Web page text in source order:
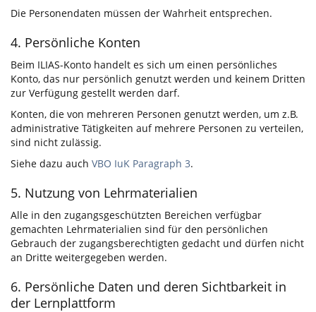
Die Personendaten müssen der Wahrheit entsprechen.
4. Persönliche Konten
Beim ILIAS-Konto handelt es sich um einen persönliches
Konto, das nur persönlich genutzt werden und keinem Dritten
zur Verfügung gestellt werden darf.
Konten, die von mehreren Personen genutzt werden, um z.B.
administrative Tätigkeiten auf mehrere Personen zu verteilen,
sind nicht zulässig.
Siehe dazu auch VBO IuK Paragraph 3.
5. Nutzung von Lehrmaterialien
Alle in den zugangsgeschützten Bereichen verfügbar
gemachten Lehrmaterialien sind für den persönlichen
Gebrauch der zugangsberechtigten gedacht und dürfen nicht
an Dritte weitergegeben werden.
6. Persönliche Daten und deren Sichtbarkeit in
der Lernplattform